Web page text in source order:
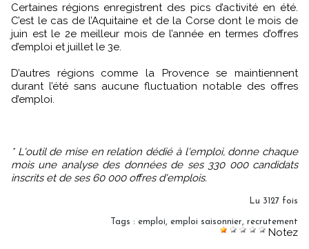
Certaines régions enregistrent des pics d’activité en été.
C’est le cas de l’Aquitaine et de la Corse dont le mois de
juin est le 2e meilleur mois de l’année en termes d’offres
d’emploi et juillet le 3e.
D’autres régions comme la Provence se maintiennent
durant l’été sans aucune fluctuation notable des offres
d’emploi.
* L'outil de mise en relation dédié à l'emploi, donne chaque
mois une analyse des données de ses 330 000 candidats
inscrits et de ses 60 000 offres d'emplois.
Lu 3127 fois
Tags : emploi emploi saisonnier recrutement
Notez